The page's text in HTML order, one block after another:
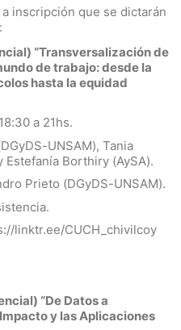
inscripción que se dictarán
“Transversalización de
de trabajo: desde la
hasta la equidad
a 21hs.
UNSAM), Tania
Estefanía Borthiry (AySA).
Prieto (DGyDS-UNSAM).
linktr.ee/CUCH_chivilcoy
“De Datos a
y las Aplicaciones